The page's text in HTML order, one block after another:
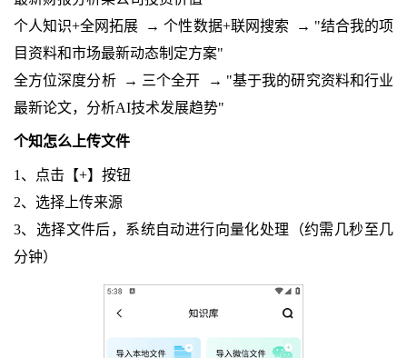
个人知识+全网拓展
→个性数据+联网搜索 → "结合我的项
目资料和市场最新动态制定方案"
全方位深度分析
→ 三个全开 → "基于我的研究资料和行业
最新论文，分析AI技术发展趋势"
个知怎么上传文件
1、点击【+】按钮
2、选择上传来源
3、选择文件后，系统自动进行向量化处理（约需几秒至几
分钟）